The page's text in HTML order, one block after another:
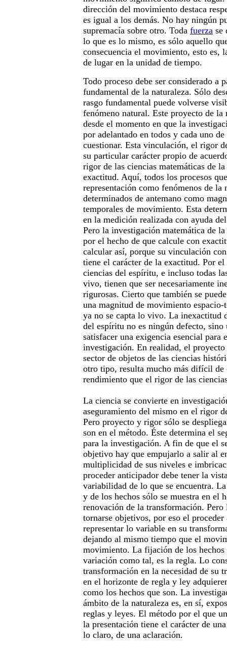
dirección del movimiento destaca
es igual a los demás. No hay ningún
supremacía sobre otro. Toda fuerza se
lo que es lo mismo, es sólo aquello
consecuencia el movimiento, esto es,
de lugar en la unidad de tiempo.
Todo proceso debe ser considerado a
fundamental de la naturaleza. Sólo
rasgo fundamental puede volverse
fenómeno natural. Este proyecto de la
desde el momento en que la
por adelantado en todos y cada uno de
cuestionar. Esta vinculación, el rigor
su particular carácter propio de
rigor de las ciencias matemáticas de
exactitud. Aquí, todos los procesos
representación como fenómenos de la
determinados de antemano como
temporales de movimiento. Esta
en la medición realizada con ayuda
Pero la investigación matemática de
por el hecho de que calcule con
calcular así, porque su vinculación
tiene el carácter de la exactitud. Por
ciencias del espíritu, e incluso todas
vivo, tienen que ser necesariamente
rigurosas. Cierto que también se
una magnitud de movimiento espacio-
ya no se capta lo vivo. La inexactitud
del espíritu no es ningún defecto, sino
satisfacer una exigencia esencial para
investigación. En realidad, el
sector de objetos de las ciencias
otro tipo, resulta mucho más difícil de
rendimiento que el rigor de las
La ciencia se convierte en
aseguramiento del mismo en el rigor
Pero proyecto y rigor sólo se
son en el método. Éste determina el
para la investigación. A fin de que el
objetivo hay que empujarlo a salir al
multiplicidad de sus niveles e
proceder anticipador debe tener la
variabilidad de lo que se encuentra.
y de los hechos sólo se muestra en el
renovación de la transformación. Pero
tornarse objetivos, por eso el
representar lo variable en su
dejando al mismo tiempo que el
movimiento. La fijación de los hechos
variación como tal, es la regla. Lo
transformación en la necesidad de su
en el horizonte de regla y ley
como los hechos que son. La
ámbito de la naturaleza es, en sí,
reglas y leyes. El método por el que
la presentación tiene el carácter de
lo claro, de una aclaración.